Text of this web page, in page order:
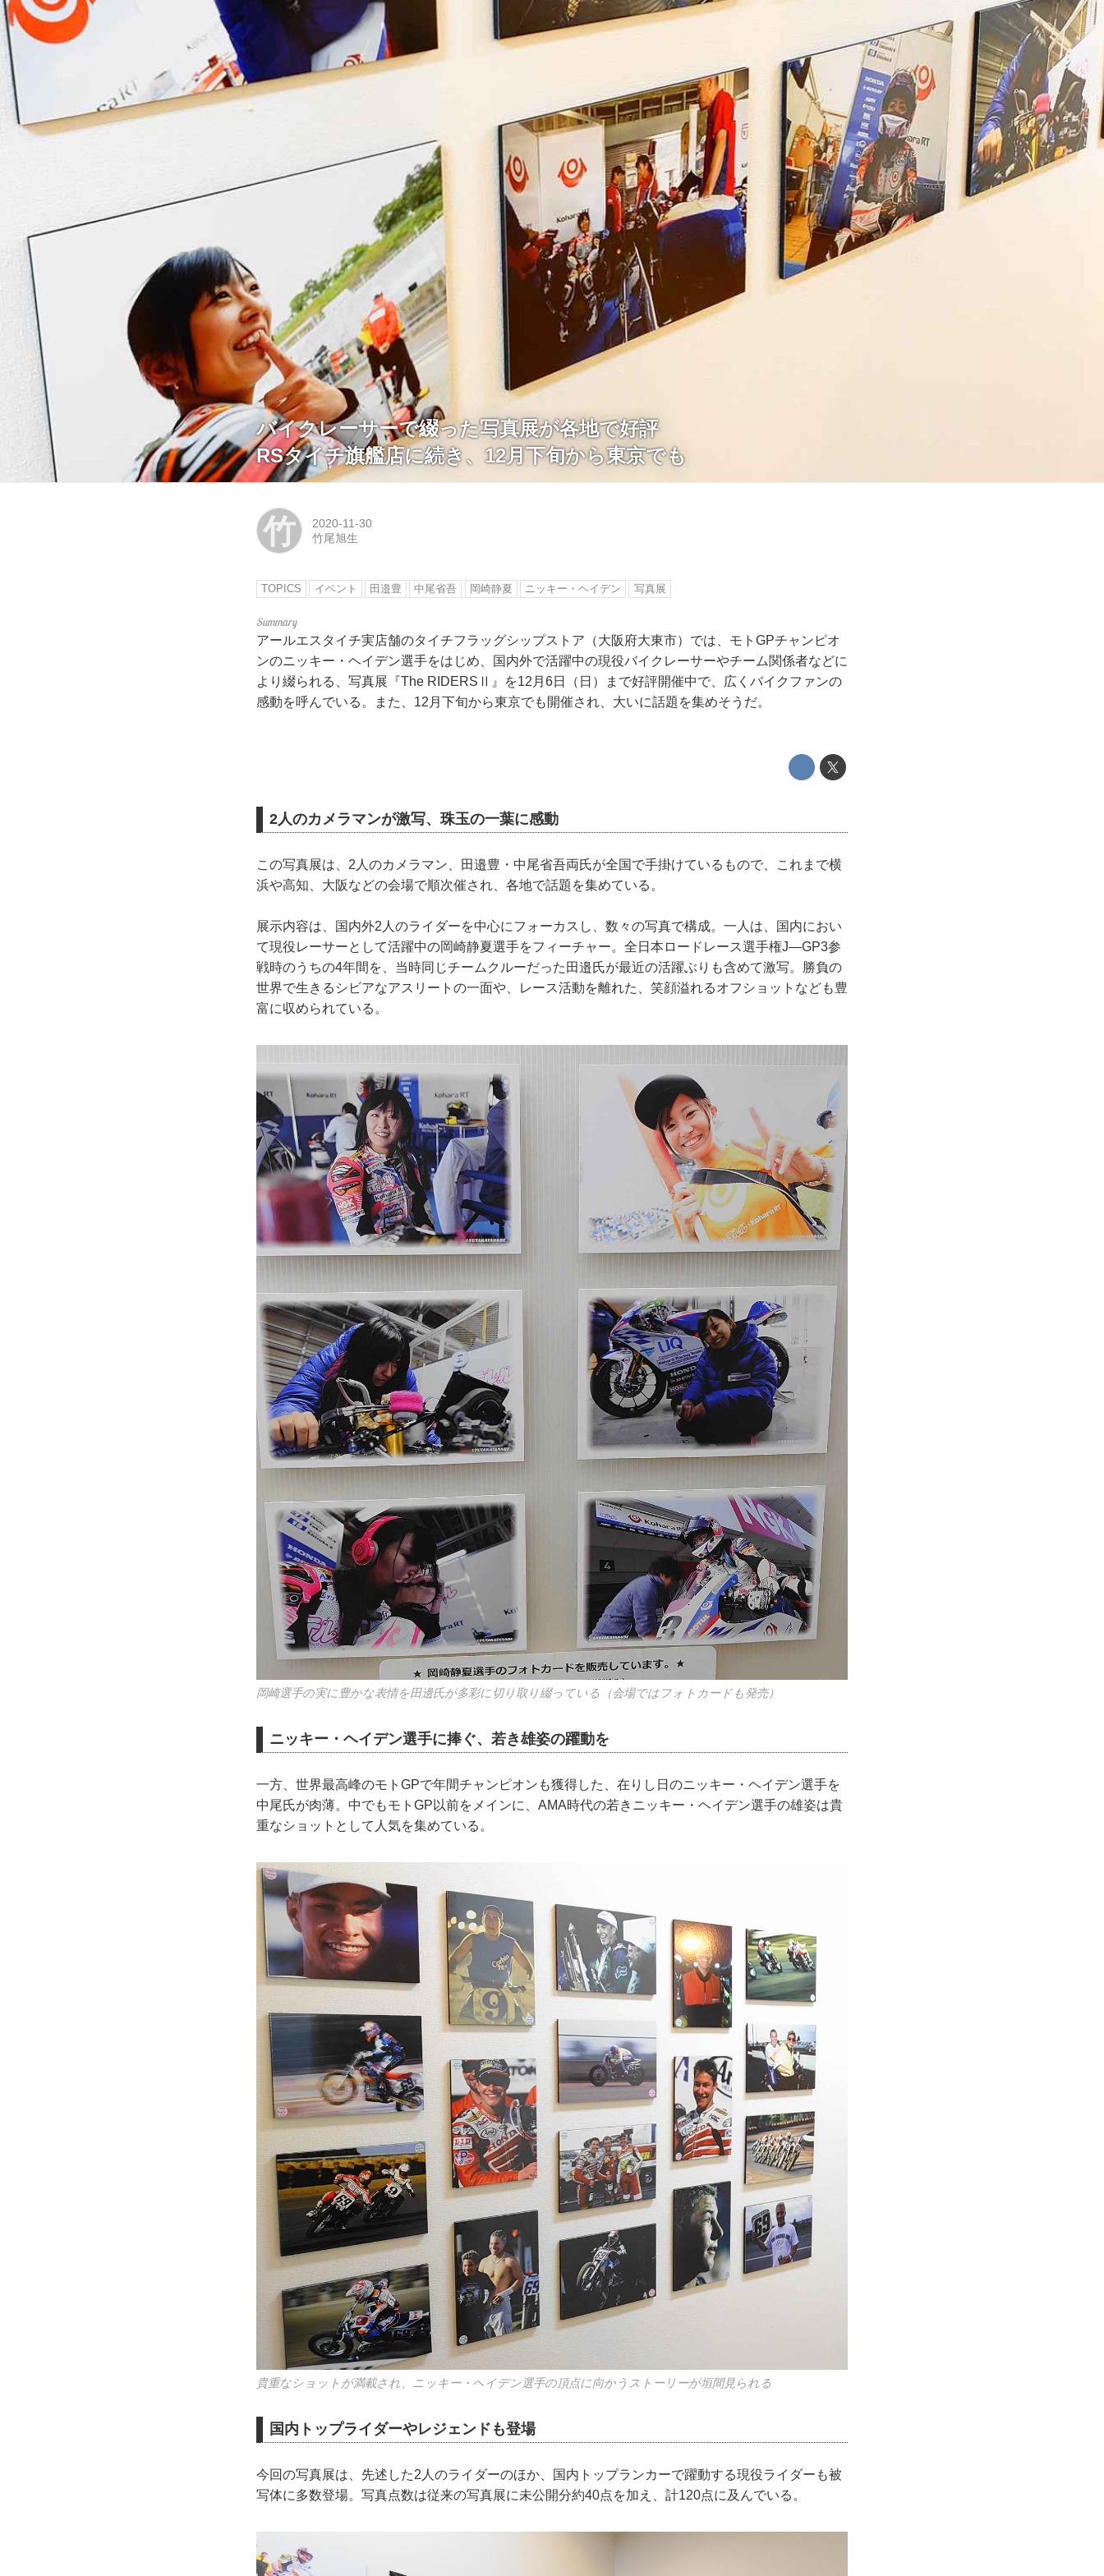
バイクレーサーで綴った写真展が各地で好評
RSタイチ旗艦店に続き、12月下旬から東京でも
竹
2020-11-30
竹尾旭生
TOPICS イベント 田邉豊 中尾省吾 岡崎静夏 ニッキー・ヘイデン 写真展
アールエスタイチ実店舗のタイチフラッグシップストア（大阪府大東市）では、モトGPチャンピオ
ンのニッキー・ヘイデン選手をはじめ、国内外で活躍中の現役バイクレーサーやチーム関係者などに
より綴られる、写真展『The RIDERSⅡ』を12月6日（日）まで好評開催中で、広くバイクファンの
感動を呼んでいる。また、12月下旬から東京でも開催され、大いに話題を集めそうだ。
2人のカメラマンが激写、珠玉の一葉に感動
この写真展は、2人のカメラマン、田邉豊・中尾省吾両氏が全国で手掛けているもので、これまで横
浜や高知、大阪などの会場で順次催され、各地で話題を集めている。
展示内容は、国内外2人のライダーを中心にフォーカスし、数々の写真で構成。一人は、国内におい
て現役レーサーとして活躍中の岡崎静夏選手をフィーチャー。全日本ロードレース選手権J―GP3参
戦時のうちの4年間を、当時同じチームクルーだった田邉氏が最近の活躍ぶりも含めて激写。勝負の
世界で生きるシビアなアスリートの一面や、レース活動を離れた、笑顔溢れるオフショットなども豊
富に収められている。
岡崎選手の実に豊かな表情を田邊氏が多彩に切り取り綴っている（会場ではフォトカードも発売）
ニッキー・ヘイデン選手に捧ぐ、若き雄姿の躍動を
一方、世界最高峰のモトGPで年間チャンピオンも獲得した、在りし日のニッキー・ヘイデン選手を
中尾氏が肉薄。中でもモトGP以前をメインに、AMA時代の若きニッキー・ヘイデン選手の雄姿は貴
重なショットとして人気を集めている。
貴重なショットが満載され、ニッキー・ヘイデン選手の頂点に向かうストーリーが垣間見られる
国内トップライダーやレジェンドも登場
今回の写真展は、先述した2人のライダーのほか、国内トップランカーで躍動する現役ライダーも被
写体に多数登場。写真点数は従来の写真展に未公開分約40点を加え、計120点に及んでいる。